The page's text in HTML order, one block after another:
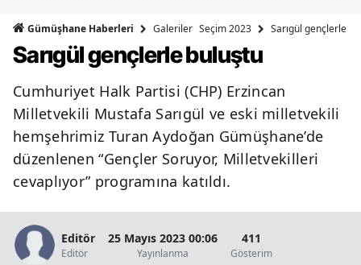
Bingöl
Bitlis
Bolu
Bursa
Çanakkale
Çankırı
Gümüşhane Haberleri Galeriler Seçim 2023 Sarıgül gençlerle
Sarıgül gençlerle buluştu
Cumhuriyet Halk Partisi (CHP) Erzincan
Milletvekili Mustafa Sarıgül ve eski milletvekili
hemşehrimiz Turan Aydoğan Gümüşhane’de
düzenlenen “Gençler Soruyor, Milletvekilleri
cevaplıyor” programına katıldı.
Editör
Editör
25 Mayıs 2023 00:06
Yayınlanma
411
Gösterim